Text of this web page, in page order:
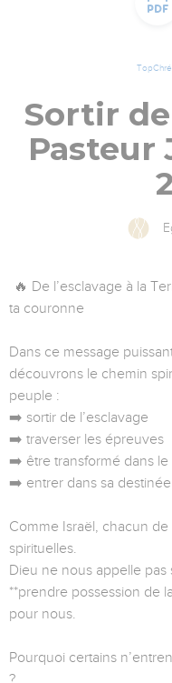
Sortir
Pasteur
🔥 De l’esclavage à la
ta couronne
Dans ce message
découvrons le chemin
peuple :
➡️ sortir de l’esclavage
➡️ traverser les épreuves
➡️ être transformé dans le
➡️ entrer dans sa
Comme Israël, chacun
spirituelles.
Dieu ne nous appelle pas
**prendre possession de
pour nous.
Pourquoi certains
?